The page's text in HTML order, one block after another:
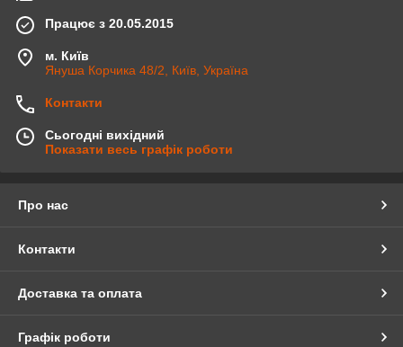
Працює з 20.05.2015
м. Київ
Януша Корчика 48/2, Київ, Україна
Контакти
Сьогодні вихідний
Показати весь графік роботи
Про нас
Контакти
Доставка та оплата
Графік роботи